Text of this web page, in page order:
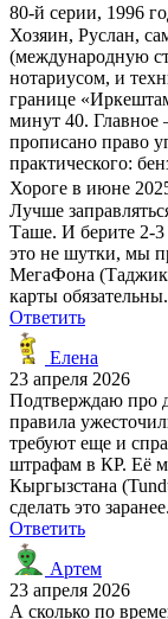
80-й серии, 1996
Хозяин, Руслан,
(международную
нотариусом, и
границе
минут 40. Главное
прописано право
практического:
Хороге в июне
Лучше
Таше. И берите 2-
это не шутки, мы
МегаФона
карты обязательны.
Ответить
Елена
23 апреля 2026
Подтверждаю про
правила
требуют еще и
штрафам в КР. Её
Кыргызстана
сделать это
Ответить
Артем
23 апреля 2026
А сколько по